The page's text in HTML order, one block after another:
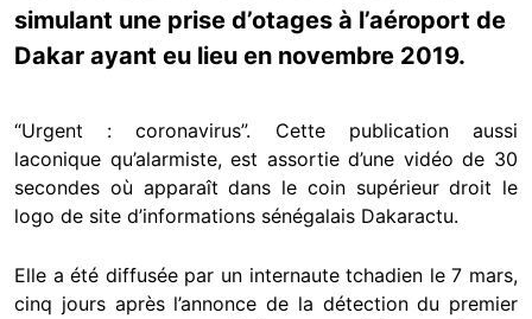
simulant une prise d’otages à l’aéroport de
Dakar ayant eu lieu en novembre 2019.
“Urgent : coronavirus”. Cette publication aussi
laconique qu’alarmiste, est assortie d’une vidéo de 30
secondes où apparaît dans le coin supérieur droit le
logo de site d’informations sénégalais Dakaractu.
Elle a été diffusée par un internaute tchadien le 7 mars,
cinq jours après l’annonce de la détection du premier